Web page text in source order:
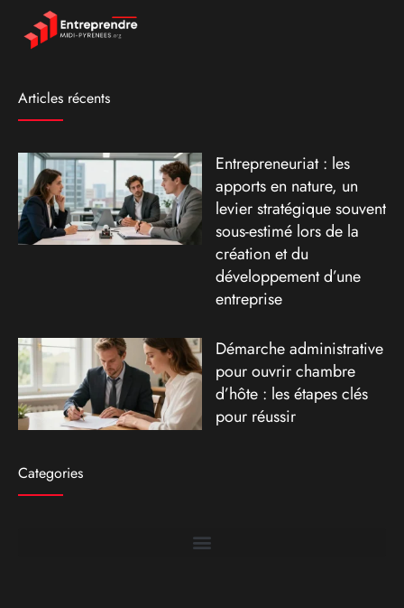
Articles récents
Entrepreneuriat : les
apports en nature, un
levier stratégique souvent
sous-estimé lors de la
création et du
développement d’une
entreprise
Démarche administrative
pour ouvrir chambre
d’hôte : les étapes clés
pour réussir
Categories